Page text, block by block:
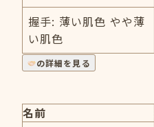
握手: 薄い肌色 やや薄
い肌色
の詳細を見る
名前